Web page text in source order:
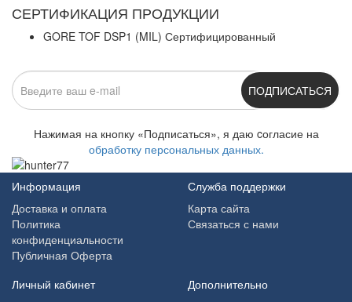
СЕРТИФИКАЦИЯ ПРОДУКЦИИ
GORE TOF DSP1 (MIL) Сертифицированный
ПОДПИСАТЬСЯ
Нажимая на кнопку «Подписаться», я даю cогласие на
обработку персональных данных.
Информация
Доставка и оплата
Политика
конфиденциальности
Публичная Оферта
Служба поддержки
Карта сайта
Связаться с нами
Личный кабинет
Дополнительно